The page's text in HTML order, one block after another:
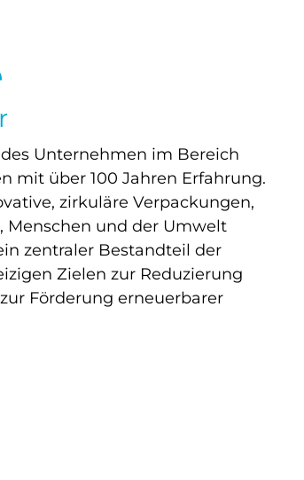
Unternehmen im Bereich
mit über 100 Jahren Erfahrung.
zirkuläre Verpackungen,
Menschen und der Umwelt
zentraler Bestandteil der
Zielen zur Reduzierung
Förderung erneuerbarer